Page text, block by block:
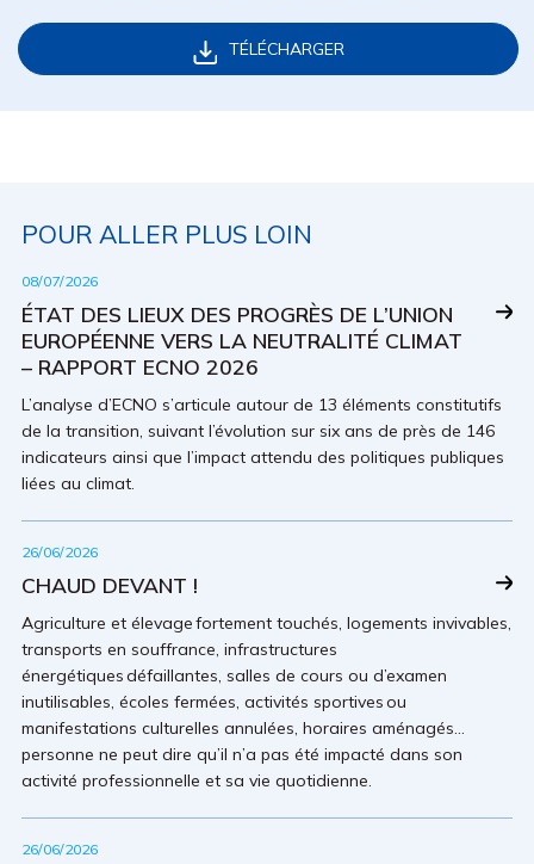
TÉLÉCHARGER
POUR ALLER PLUS LOIN
08/07/2026
ÉTAT DES LIEUX DES PROGRÈS DE L’UNION
EUROPÉENNE VERS LA NEUTRALITÉ CLIMAT
– RAPPORT ECNO 2026
L’analyse d’ECNO s’articule autour de 13 éléments constitutifs
de la transition, suivant l’évolution sur six ans de près de 146
indicateurs ainsi que l’impact attendu des politiques publiques
liées au climat.
26/06/2026
CHAUD DEVANT !
Agriculture et élevage fortement touchés, logements invivables,
transports en souffrance, infrastructures
énergétiques défaillantes, salles de cours ou d’examen
inutilisables, écoles fermées, activités sportives ou
manifestations culturelles annulées, horaires aménagés…
personne ne peut dire qu’il n’a pas été impacté dans son
activité professionnelle et sa vie quotidienne.
26/06/2026